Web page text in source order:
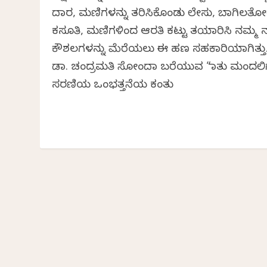
ದಾರ, ಮಣಿಗಳನ್ನು ತರಿಸಿಕೊಂಡು ಲೇಸು,
ಕಸೂತಿ, ಮಣಿಗಳಿಂದ ಆರತಿ ಕಟ್ಟು ತಯಾರಿಸಿ ನಮ್ಮ
ಕೌಶಲಗಳನ್ನು ಮೆರೆಯಲು ಈ ಹಣ ಸಹಕಾರಿಯಾಗಿತ್ತು.
ಡಾ. ಚಂದ್ರಮತಿ ಸೋಂದಾ ಬರೆಯುವ “ಮಾತು
ಸರಣಿಯ ಒಂಭತ್ತನೆಯ ಕಂತು